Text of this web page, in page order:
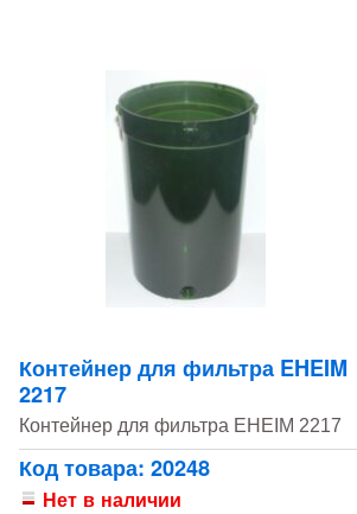
Контейнер для фильтра EHEIM
2217
Контейнер для фильтра EHEIM 2217
Код товара: 20248
Нет в наличии